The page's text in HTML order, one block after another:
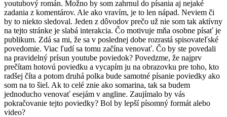
youtubový román. Možno by som zahrnul do písania aj nejaké
zadania z komentárov. Ale ako vravím, je to len nápad. Neviem či
by to niekto sledoval. Jeden z dôvodov prečo už nie som tak aktívny
na tejto stránke je slabá interakcia. Čo motivuje mňa osobne písať je
publikum. Zdá sa mi, že sa v poslednej dobe rozrastá spisovateľské
povedomie. Viac ľudí sa tomu začína venovať. Čo by ste povedali
na pravidelný prísun youtube poviedok? Povedzme, že najprv
prečítam hotovú poviedku a vycapím ju na obrazovku pre toho, kto
radšej číta a potom druhá polka bude samotné písanie poviedky ako
som na to šiel. Ak to celé znie ako somarina, tak sa budem
jednoducho venovať esejám v angline. Zaujímalo by vás
pokračovanie tejto poviedky? Bol by lepší písomný formát alebo
video?